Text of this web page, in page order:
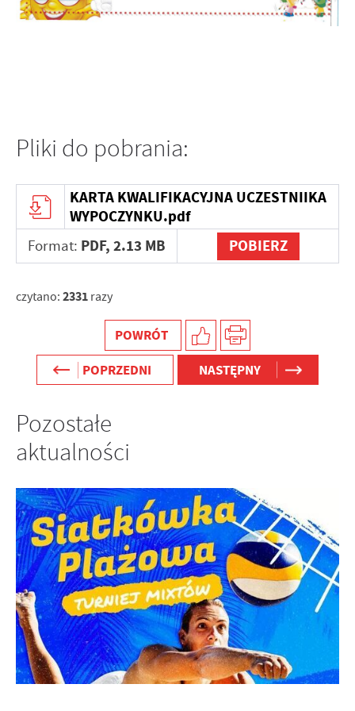
Pliki do pobrania:
KARTA KWALIFIKACYJNA UCZESTNIIKA
WYPOCZYNKU.pdf
Format: PDF, 2.13 MB POBIERZ
czytano: 2331 razy
POWRÓT
POPRZEDNI
NASTĘPNY
Pozostałe
aktualności
internetowej. Treści promocyjne mogą pojawić się na